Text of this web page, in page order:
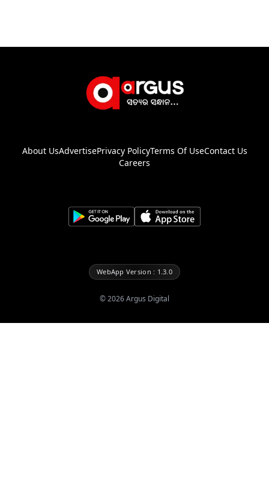
About UsAdvertisePrivacy PolicyTerms Of UseContact Us
Careers
WebApp Version : 1.3.0
©2026Argus Digital